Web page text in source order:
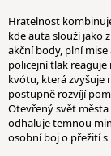
Hratelnost
kde auta slouží jako
akční body, plní
policejní tlak
kvótu, která zvyšuje
postupně rozvíjí
Otevřený svět
odhaluje temnou
osobní boj o přežití